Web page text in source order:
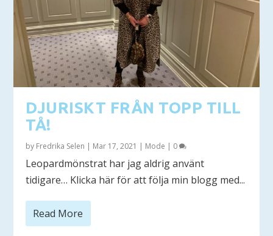
DJURISKT FRÅN TOPP TILL
TÅ!
by Fredrika Selen | Mar 17, 2021 | Mode | 0
Leopardmönstrat har jag aldrig använt
tidigare… Klicka här för att följa min blogg med...
Read More